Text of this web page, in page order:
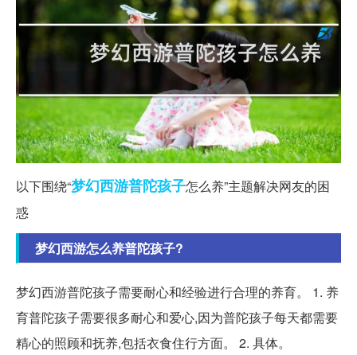
以下围绕“梦幻西游普陀孩子怎么养”主题解决网友的困
惑
梦幻西游怎么养普陀孩子?
梦幻西游普陀孩子需要耐心和经验进行合理的养育。 1. 养
育普陀孩子需要很多耐心和爱心,因为普陀孩子每天都需要
精心的照顾和抚养,包括衣食住行方面。 2. 具体。